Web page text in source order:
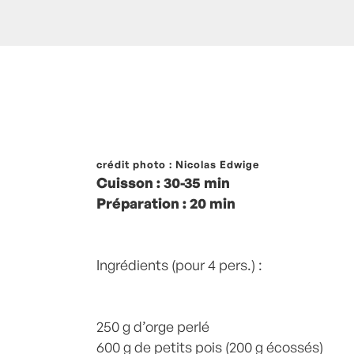
Posté à 10:06hin- Petits plats en
Parmesan,Petit pois
Commentaire
crédit photo : Nicolas Edwige
Cuisson : 30-35 min
Préparation : 20 min
Ingrédients (pour 4 pers.) :
250 g d’orge perlé
600 g de petits pois (200 g écossés)